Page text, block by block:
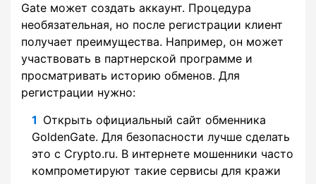
Gate может создать аккаунт. Процедура
необязательная, но после регистрации клиент
получает преимущества. Например, он может
участвовать в партнерской программе и
просматривать историю обменов. Для
регистрации нужно:
Открыть официальный сайт обменника
GoldenGate. Для безопасности лучше сделать
это с Crypto.ru. В интернете мошенники часто
компрометируют такие сервисы для кражи